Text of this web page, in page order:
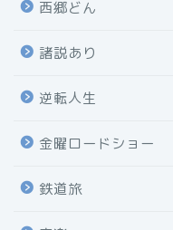
西郷どん
諸説あり
逆転人生
金曜ロードショー
鉄道旅